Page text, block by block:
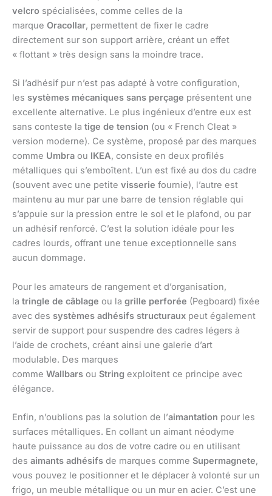
velcro spécialisées, comme celles de la
marque Oracollar, permettent de fixer le cadre
directement sur son support arrière, créant un effet
« flottant » très design sans la moindre trace.
Si l’adhésif pur n’est pas adapté à votre configuration,
les systèmes mécaniques sans perçage présentent une
excellente alternative. Le plus ingénieux d’entre eux est
sans conteste la tige de tension (ou « French Cleat »
version moderne). Ce système, proposé par des marques
comme Umbra ou IKEA, consiste en deux profilés
métalliques qui s’emboîtent. L’un est fixé au dos du cadre
(souvent avec une petite visserie fournie), l’autre est
maintenu au mur par une barre de tension réglable qui
s’appuie sur la pression entre le sol et le plafond, ou par
un adhésif renforcé. C’est la solution idéale pour les
cadres lourds, offrant une tenue exceptionnelle sans
aucun dommage.
Pour les amateurs de rangement et d’organisation,
la tringle de câblage ou la grille perforée (Pegboard) fixée
avec des systèmes adhésifs structuraux peut également
servir de support pour suspendre des cadres légers à
l’aide de crochets, créant ainsi une galerie d’art
modulable. Des marques
comme Wallbars ou String exploitent ce principe avec
élégance.
Enfin, n’oublions pas la solution de l’aimantation pour les
surfaces métalliques. En collant un aimant néodyme
haute puissance au dos de votre cadre ou en utilisant
des aimants adhésifs de marques comme Supermagnete,
vous pouvez le positionner et le déplacer à volonté sur un
frigo, un meuble métallique ou un mur en acier. C’est une